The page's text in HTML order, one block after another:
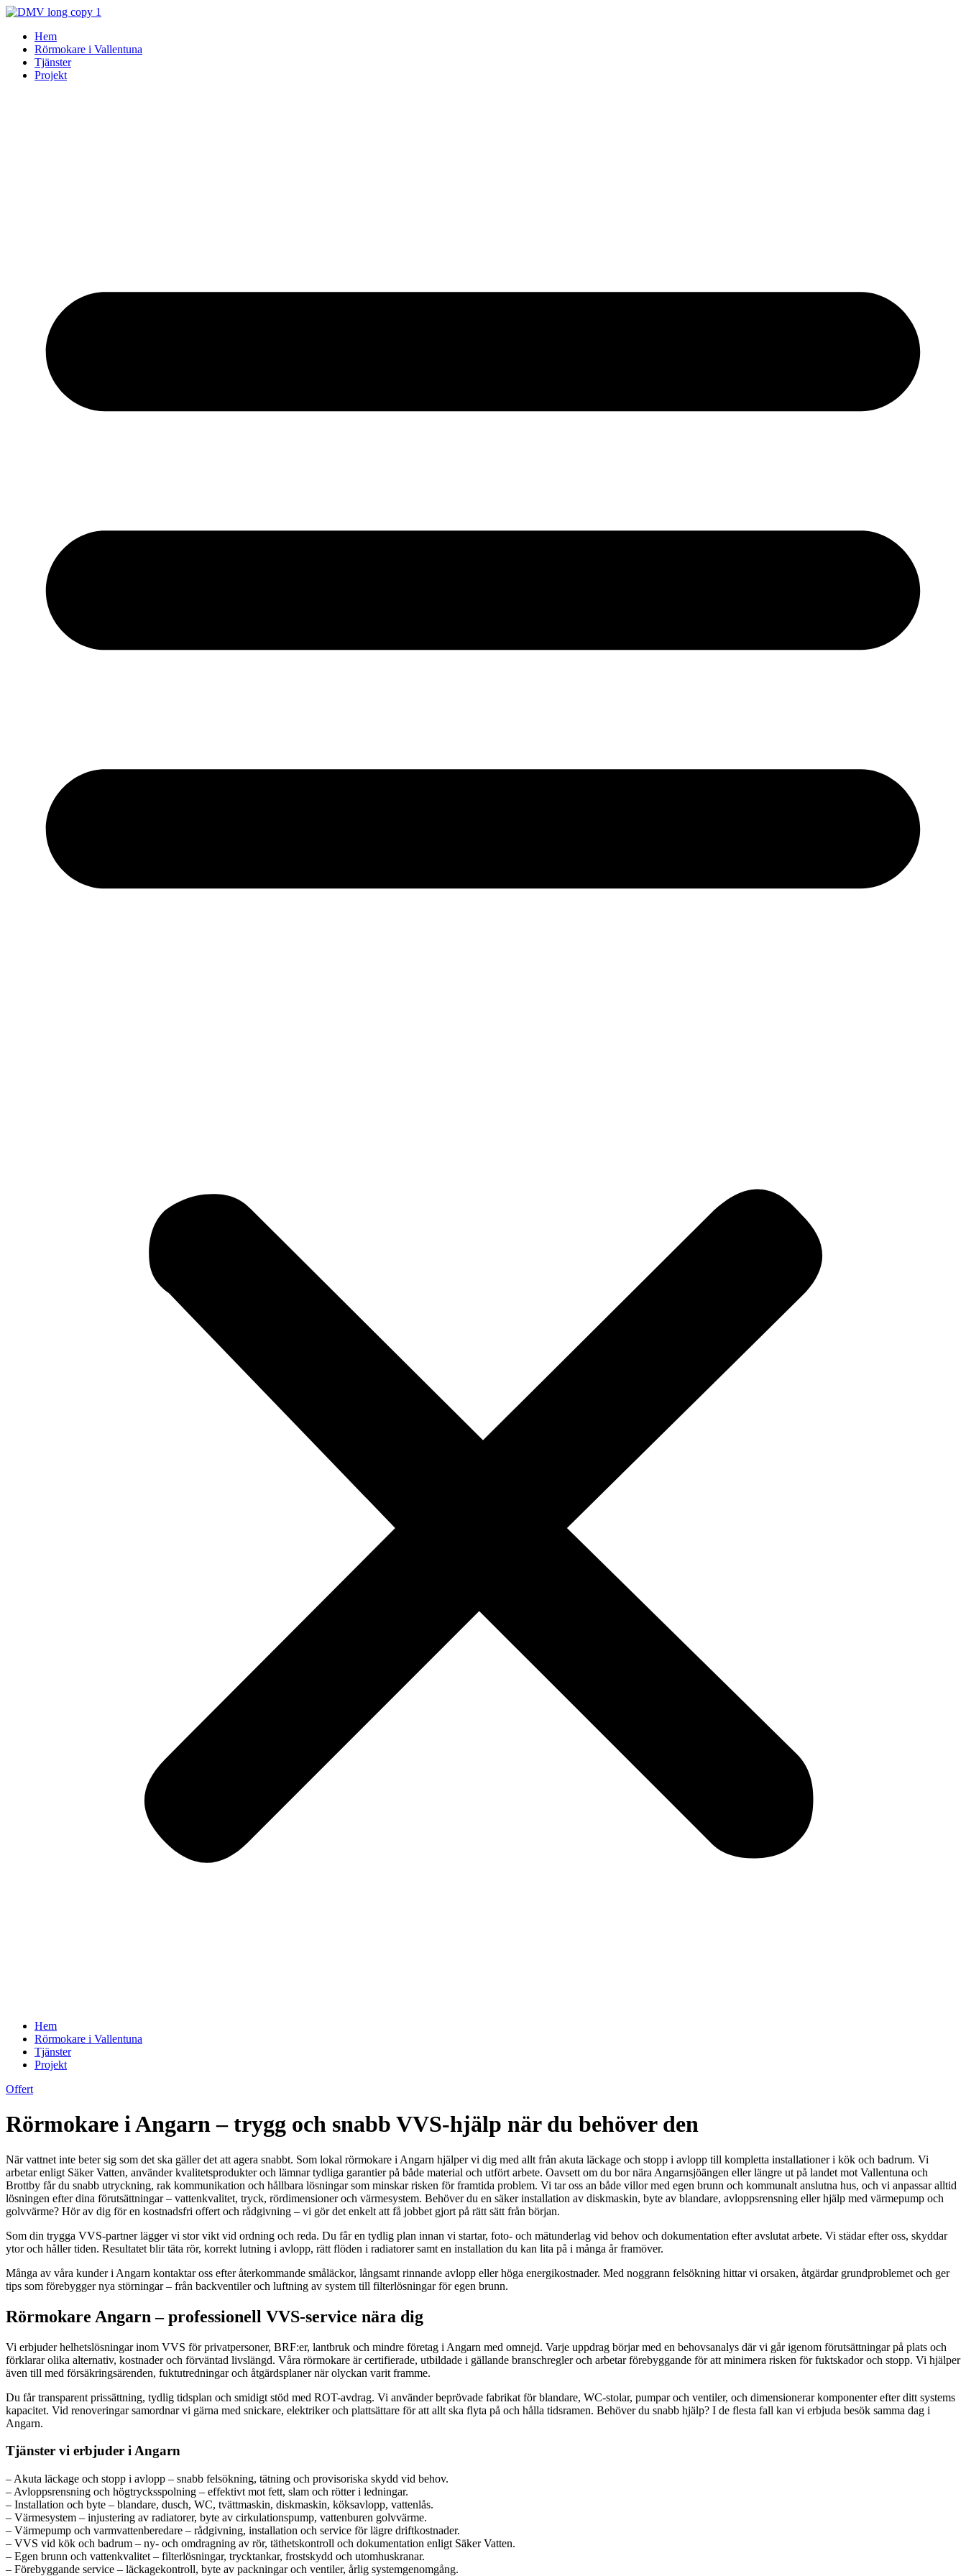
Skip
contentHem
Rörmokare i Vallentuna
Tjänster
Projekt
Hem
Rörmokare i Vallentuna
Tjänster
Projekt
Offert
Rörmokare i Angarn – trygg och snabb VVS-hjälp när du behöver den
När vattnet inte beter sig som det ska gäller det att agera snabbt. Som lokal rörmokare i Angarn hjälper vi dig med allt från akuta läckage och stopp i avlopp till kompletta installationer i kök och badrum. Vi
arbetar enligt Säker Vatten, använder kvalitetsprodukter och lämnar tydliga garantier på både material och utfört arbete. Oavsett om du bor nära Angarnsjöängen eller längre ut på landet mot Vallentuna och
Brottby får du snabb utryckning, rak kommunikation och hållbara lösningar som minskar risken för framtida problem. Vi tar oss an både villor med egen brunn och kommunalt anslutna hus, och vi anpassar alltid
lösningen efter dina förutsättningar – vattenkvalitet, tryck, rördimensioner och värmesystem. Behöver du en säker installation av diskmaskin, byte av blandare, avloppsrensning eller hjälp med värmepump och
golvvärme? Hör av dig för en kostnadsfri offert och rådgivning – vi gör det enkelt att få jobbet gjort på rätt sätt från början.
Som din trygga VVS-partner lägger vi stor vikt vid ordning och reda. Du får en tydlig plan innan vi startar, foto- och mätunderlag vid behov och dokumentation efter avslutat arbete. Vi städar efter oss, skyddar
ytor och håller tiden. Resultatet blir täta rör, korrekt lutning i avlopp, rätt flöden i radiatorer samt en installation du kan lita på i många år framöver.
Många av våra kunder i Angarn kontaktar oss efter återkommande småläckor, långsamt rinnande avlopp eller höga energikostnader. Med noggrann felsökning hittar vi orsaken, åtgärdar grundproblemet och ger
tips som förebygger nya störningar – från backventiler och luftning av system till filterlösningar för egen brunn.
Rörmokare Angarn – professionell VVS-service nära dig
Vi erbjuder helhetslösningar inom VVS för privatpersoner, BRF:er, lantbruk och mindre företag i Angarn med omnejd. Varje uppdrag börjar med en behovsanalys där vi går igenom förutsättningar på plats och
förklarar olika alternativ, kostnader och förväntad livslängd. Våra rörmokare är certifierade, utbildade i gällande branschregler och arbetar förebyggande för att minimera risken för fuktskador och stopp. Vi hjälper
även till med försäkringsärenden, fuktutredningar och åtgärdsplaner när olyckan varit framme.
Du får transparent prissättning, tydlig tidsplan och smidigt stöd med ROT-avdrag. Vi använder beprövade fabrikat för blandare, WC-stolar, pumpar och ventiler, och dimensionerar komponenter efter ditt systems
kapacitet. Vid renoveringar samordnar vi gärna med snickare, elektriker och plattsättare för att allt ska flyta på och hålla tidsramen. Behöver du snabb hjälp? I de flesta fall kan vi erbjuda besök samma dag i
Angarn.
Tjänster vi erbjuder i Angarn
– Akuta läckage och stopp i avlopp – snabb felsökning, tätning och provisoriska skydd vid behov.
– Avloppsrensning och högtrycksspolning – effektivt mot fett, slam och rötter i ledningar.
– Installation och byte – blandare, dusch, WC, tvättmaskin, diskmaskin, köksavlopp, vattenlås.
– Värmesystem – injustering av radiatorer, byte av cirkulationspump, vattenburen golvvärme.
– Värmepump och varmvattenberedare – rådgivning, installation och service för lägre driftkostnader.
– VVS vid kök och badrum – ny- och omdragning av rör, täthetskontroll och dokumentation enligt Säker Vatten.
– Egen brunn och vattenkvalitet – filterlösningar, trycktankar, frostskydd och utomhuskranar.
– Förebyggande service – läckagekontroll, byte av packningar och ventiler, årlig systemgenomgång.